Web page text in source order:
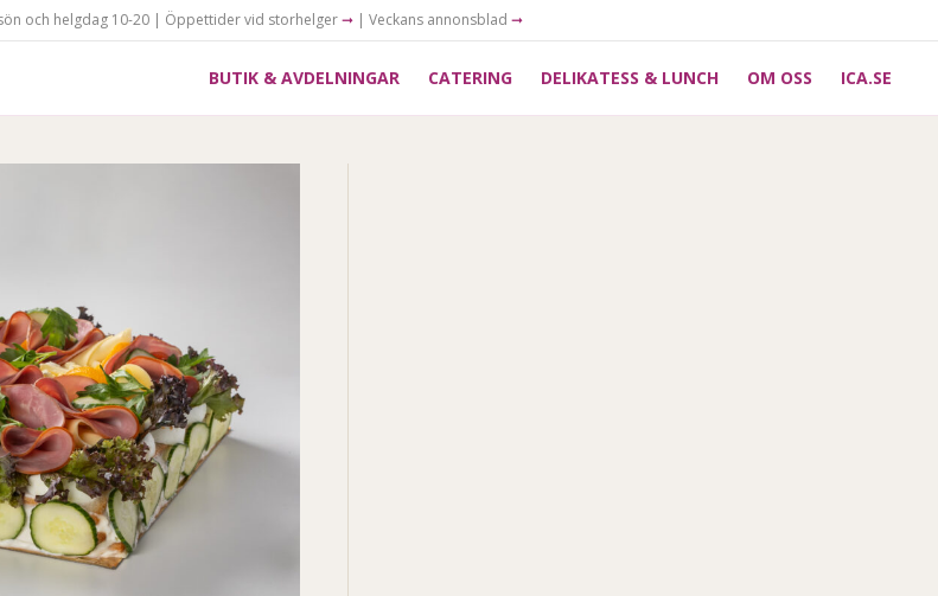
och helgdag 10-20 | Öppettider vid storhelger➞| Veckans annonsblad ➞
BUTIK & AVDELNINGAR CATERING DELIKATESS & LUNCH OM OSS ICA.SE